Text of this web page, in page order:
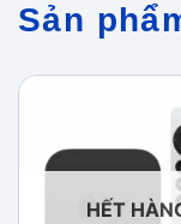
Sản
HẾT